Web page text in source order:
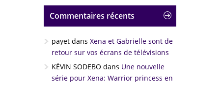
Commentaires récents
payet dans Xena et Gabrielle sont de
retour sur vos écrans de télévisions
KÉVIN SODEBO dans Une nouvelle
série pour Xena: Warrior princess en